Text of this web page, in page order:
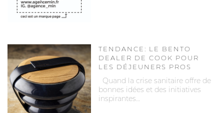
TENDANCE: LE BENTO
DEALER DE COOK POUR
LES DÉJEUNERS PROS
Quand la crise sanitaire offre de
bonnes idées et des initiatives
inspirantes…